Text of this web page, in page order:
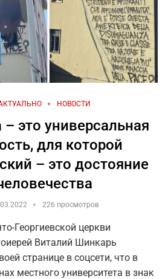
НОВОСТИ
– это универсальная
для которой
– это достояние
226 просмотров
Георгиевской церкви
Виталий Шинкарь
странице в соцсети, что в
местного университета в знак